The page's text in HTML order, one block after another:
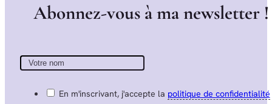
Abonnez-vous àmanewsletter !
En m'inscrivant, j'accepte la politique de confidentialité